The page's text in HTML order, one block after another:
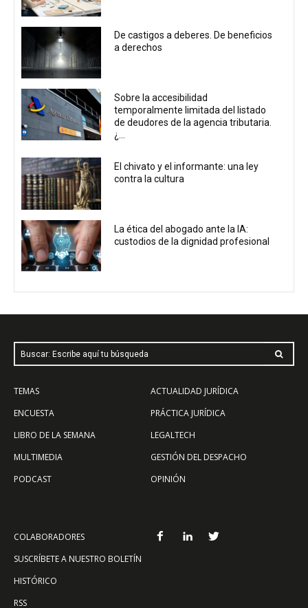
De castigos a deberes. De beneficios
a derechos
Sobre la accesibilidad
temporalmente limitada del listado
de deudores de la agencia tributaria.
¿...
El chivato y el informante: una ley
contra la cultura
La ética del abogado ante la IA:
custodios de la dignidad profesional
Buscar: Escribe aquí tu búsqueda
TEMAS
ENCUESTA
LIBRO DE LA SEMANA
MULTIMEDIA
PODCAST
ACTUALIDAD JURÍDICA
PRÁCTICA JURÍDICA
LEGALTECH
GESTIÓN DEL DESPACHO
OPINIÓN
COLABORADORES
SUSCRÍBETE A NUESTRO BOLETÍN
HISTÓRICO
RSS